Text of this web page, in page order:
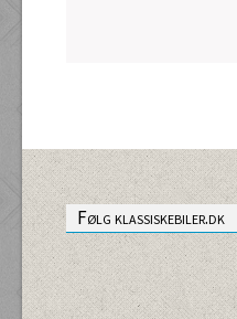
Følg klassiskebiler.dk